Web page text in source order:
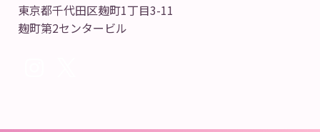
東京都千代田区麹町1丁目3-11
麹町第2センタービル